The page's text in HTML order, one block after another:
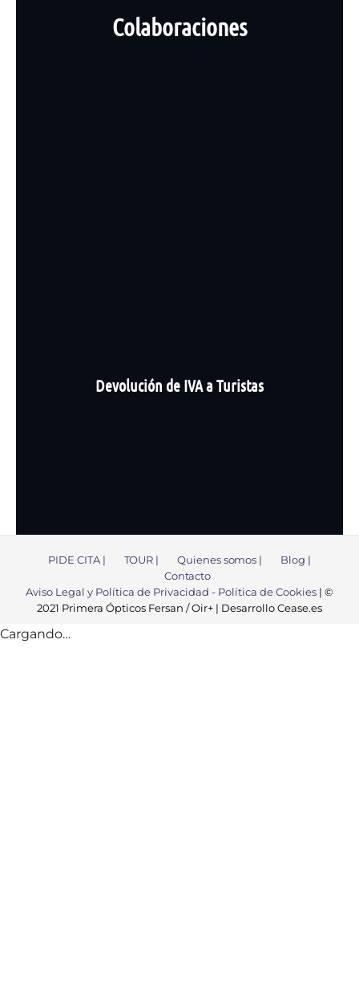
Colaboraciones
Devolución de IVA a Turistas
PIDE CITA | TOUR | Quienes somos |
Blog |
Contacto
Aviso Legal y Política de Privacidad - Política de Cookies | ©
2021 Primera Ópticos Fersan / Oir+ | Desarrollo Cease.es
Cargando…